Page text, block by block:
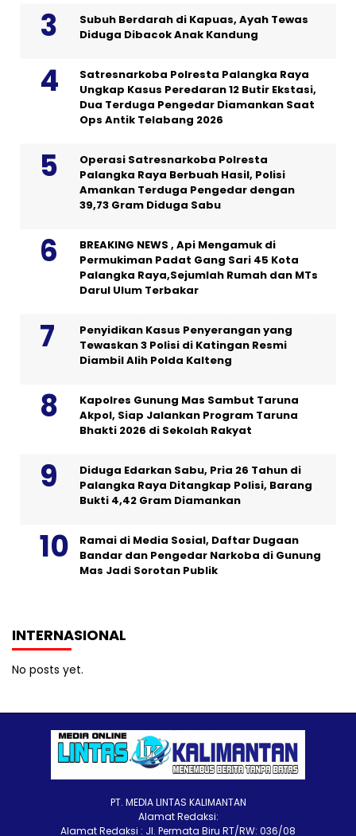
Subuh Berdarah di Kapuas, Ayah Tewas
Diduga Dibacok Anak Kandung
Satresnarkoba Polresta Palangka Raya
Ungkap Kasus Peredaran 12 Butir Ekstasi,
Dua Terduga Pengedar Diamankan Saat
Ops Antik Telabang 2026
Operasi Satresnarkoba Polresta
Palangka Raya Berbuah Hasil, Polisi
Amankan Terduga Pengedar dengan
39,73 Gram Diduga Sabu
BREAKING NEWS , Api Mengamuk di
Permukiman Padat Gang Sari 45 Kota
Palangka Raya,Sejumlah Rumah dan MTs
Darul Ulum Terbakar
Penyidikan Kasus Penyerangan yang
Tewaskan 3 Polisi di Katingan Resmi
Diambil Alih Polda Kalteng
Kapolres Gunung Mas Sambut Taruna
Akpol, Siap Jalankan Program Taruna
Bhakti 2026 di Sekolah Rakyat
Diduga Edarkan Sabu, Pria 26 Tahun di
Palangka Raya Ditangkap Polisi, Barang
Bukti 4,42 Gram Diamankan
Ramai di Media Sosial, Daftar Dugaan
Bandar dan Pengedar Narkoba di Gunung
Mas Jadi Sorotan Publik
INTERNASIONAL
No posts yet.
PT. MEDIA LINTAS KALIMANTAN
Alamat Redaksi:
Alamat Redaksi : Jl. Permata Biru RT/RW: 036/08